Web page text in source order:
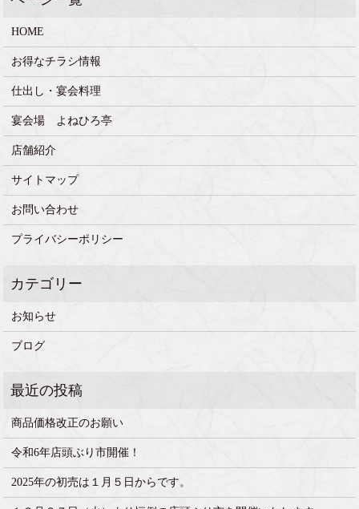
HOME
お得なチラシ情報
仕出し・宴会料理
宴会場 よねひろ亭
店舗紹介
サイトマップ
お問い合わせ
プライバシーポリシー
お知らせ
ブログ
商品価格改正のお願い
令和6年店頭ぶり市開催！
2025年の初売は１月５日からです。